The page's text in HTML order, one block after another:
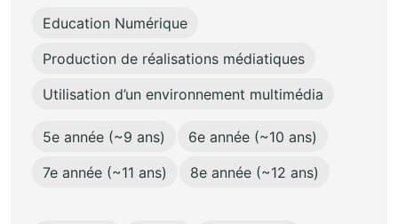
Education Numérique
Production de réalisations médiatiques
Utilisation d’un environnement multimédia
5e année (~9 ans)
6e année (~10 ans)
7e année (~11 ans)
8e année (~12 ans)